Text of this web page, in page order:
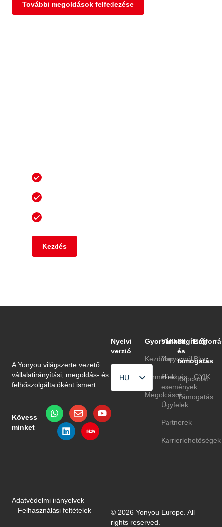
További megoldások felfedezése
Kezdés
A Yonyou világszerte vezető
vállalatirányítási, megoldás- és
felhőszolgáltatóként ismert.
Kövess
minket
Nyelvi
verzió
HU
EN
Gyorslinkek
Kezdőlap
Termékek
Megoldások
Vállalat
Yonyouról
Hírek és
események
Ügyfelek
Partnerek
Karrierlehetőségek
Segítség
és
támogatás
Kapcsolat
Támogatás
Blog
GYIK
© 2026 Yonyou Europe. All
rights reserved.
Adatvédelmi irányelvek
Felhasználási feltételek